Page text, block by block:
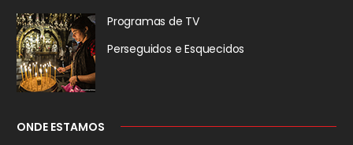
Programas de TV
Perseguidos e Esquecidos
ONDE ESTAMOS